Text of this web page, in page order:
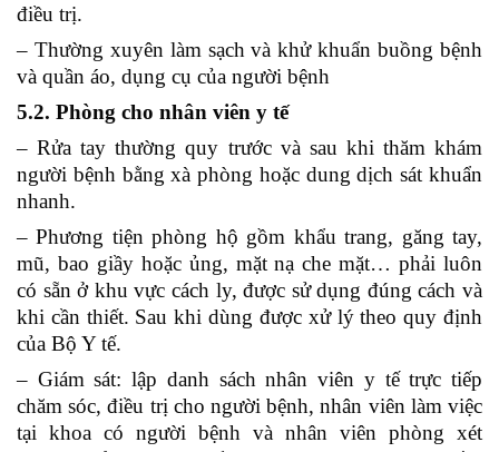
điều trị.
– Thường xuyên làm sạch và khử khuẩn buồng bệnh
và quần áo, dụng cụ của người bệnh
5.2. Phòng cho nhân viên y tế
– Rửa tay thường quy trước và sau khi thăm khám
người bệnh bằng xà phòng hoặc dung dịch sát khuẩn
nhanh.
– Phương tiện phòng hộ gồm khẩu trang, găng tay,
mũ, bao giầy hoặc ủng, mặt nạ che mặt… phải luôn
có sẵn ở khu vực cách ly, được sử dụng đúng cách và
khi cần thiết. Sau khi dùng được xử lý theo quy định
của Bộ Y tế.
– Giám sát: lập danh sách nhân viên y tế trực tiếp
chăm sóc, điều trị cho người bệnh, nhân viên làm việc
tại khoa có người bệnh và nhân viên phòng xét